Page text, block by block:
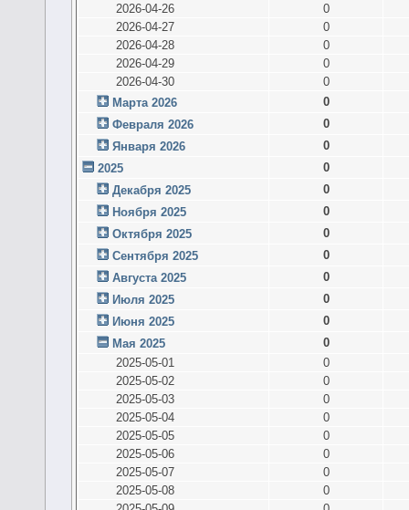
2026-04-26
0
2026-04-27
0
2026-04-28
0
2026-04-29
0
2026-04-30
0
Марта 2026
0
Февраля 2026
0
Января 2026
0
2025
0
Декабря 2025
0
Ноября 2025
0
Октября 2025
0
Сентября 2025
0
Августа 2025
0
Июля 2025
0
Июня 2025
0
Мая 2025
0
2025-05-01
0
2025-05-02
0
2025-05-03
0
2025-05-04
0
2025-05-05
0
2025-05-06
0
2025-05-07
0
2025-05-08
0